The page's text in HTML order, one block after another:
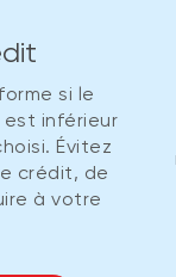
si le
inférieur
Évitez
crédit, de
à votre